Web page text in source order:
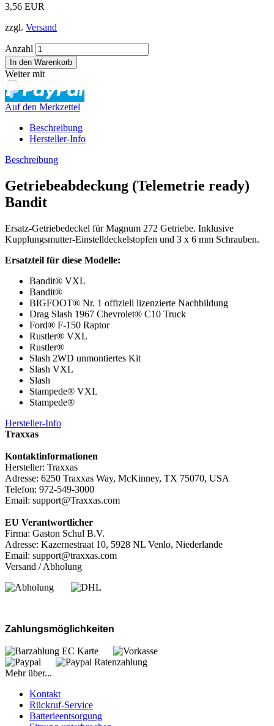
3,56 EUR
zzgl. Versand
Anzahl
Weiter mit
Auf den Merkzettel
Beschreibung
Hersteller-Info
Beschreibung
Getriebeabdeckung (Telemetrie ready)
Bandit
Ersatz-Getriebedeckel für Magnum 272 Getriebe. Inklusive
Kupplungsmutter-Einstelldeckelstopfen und 3 x 6 mm Schrauben.
Ersatzteil für diese Modelle:
Bandit® VXL
Bandit®
BIGFOOT® Nr. 1 offiziell lizenzierte Nachbildung
Drag Slash 1967 Chevrolet® C10 Truck
Ford® F-150 Raptor
Rustler® VXL
Rustler®
Slash 2WD unmontiertes Kit
Slash VXL
Slash
Stampede® VXL
Stampede®
Hersteller-Info
Traxxas
Kontaktinformationen
Hersteller: Traxxas
Adresse: 6250 Traxxas Way, McKinney, TX 75070, USA
Telefon: 972-549-3000
Email: support@Traxxas.com
EU Verantwortlicher
Firma: Gaston Schul B.V.
Adresse: Kazernestraat 10, 5928 NL Venlo, Niederlande
Email: support@traxxas.com
Versand / Abholung
Zahlungsmöglichkeiten
Mehr über...
Kontakt
Rückruf-Service
Batterieentsorgung